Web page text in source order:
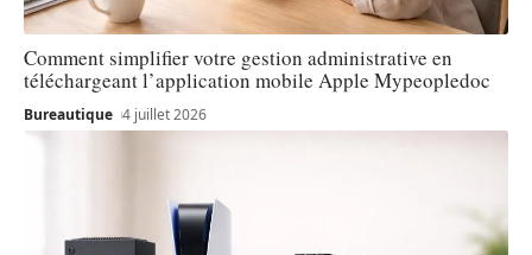
Comment simplifier votre gestion administrative en
téléchargeant l’application mobile Apple Mypeopledoc
Bureautique 4 juillet 2026